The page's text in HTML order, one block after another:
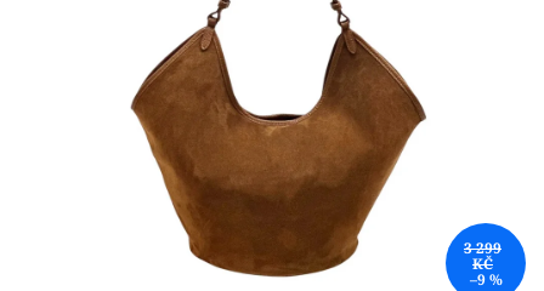
3 299
KČ
–9 %